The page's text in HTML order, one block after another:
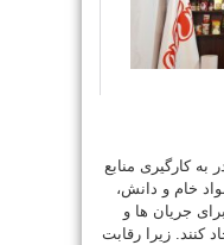
به کارگیری منابع
خام و دانش،
جریان ها و
کنند. زیرا رقابت